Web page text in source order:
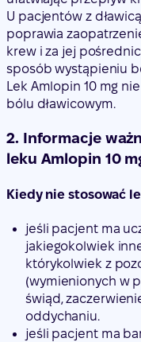
U pacjentów z
poprawia
krew i za jej
sposób wystąpieniu
Lek Amlopin 10 mg
bólu dławicowym.
2. Informacje
leku Amlopin 10
Kiedy nie stosować
jeśli pacjent ma
jakiegokolwiek
którykolwiek z
(wymienionych w
świąd,
oddychaniu.
jeśli pacjent ma